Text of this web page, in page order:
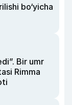
bo‘yicha
Bir umr
Rimma